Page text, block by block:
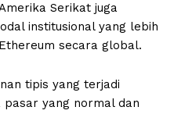
Serikat juga
institusional yang lebih
secara global.
tipis yang terjadi
yang normal dan